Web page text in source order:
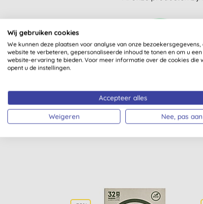
Wij gebruiken cookies
We kunnen deze plaatsen voor analyse van onze bezoekersgegevens,
website te verbeteren, gepersonaliseerde inhoud te tonen en om u
website-ervaring te bieden. Voor meer informatie over de cookies die
opent u de instellingen.
Accepteer alles
Weigeren Nee, pas aan